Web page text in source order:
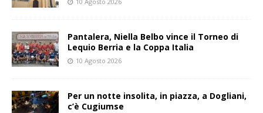
Pantalera, Niella Belbo vince il Torneo di
Lequio Berria e la Coppa Italia
10 Agosto 2026
Per un notte insolita, in piazza, a Dogliani,
c’è Cugiumse